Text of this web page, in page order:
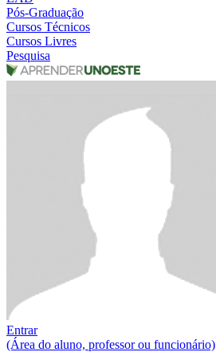
Pós-Graduação
Cursos Técnicos
Cursos Livres
Pesquisa
Entrar
(Área do aluno, professor ou funcionário)